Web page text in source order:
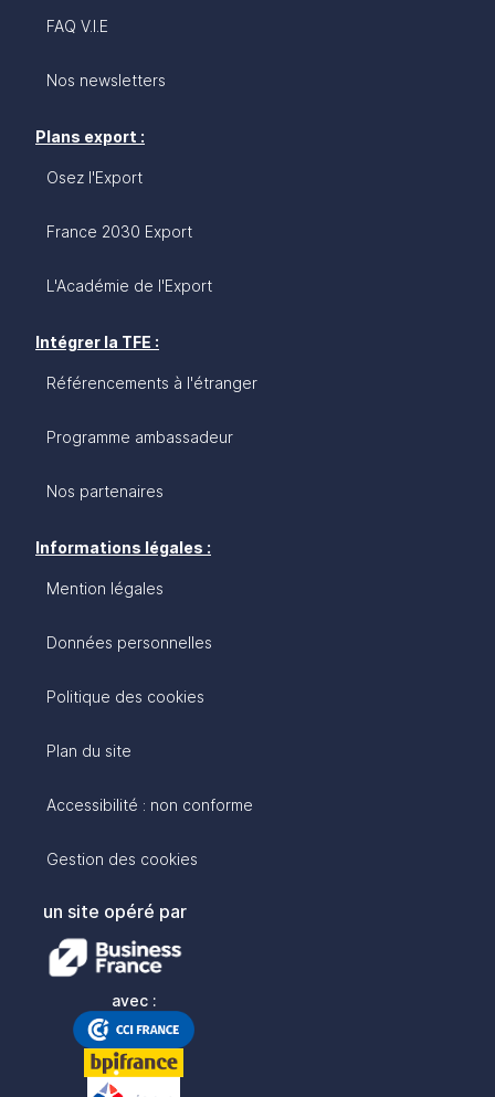
FAQ V.I.E
Nos newsletters
Plans export :
Osez l'Export
France 2030 Export
L'Académie de l'Export
Intégrer la TFE :
Référencements à l'étranger
Programme ambassadeur
Nos partenaires
Informations légales :
Mention légales
Données personnelles
Politique des cookies
Plan du site
Accessibilité : non conforme
Gestion des cookies
un site opéré par
avec :